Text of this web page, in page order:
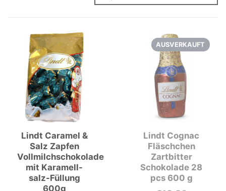
Lindt Caramel &
Salz Zapfen
Vollmilchschokolade
mit Karamell-
salz-Füllung
600g
AUSVERKAUFT
Lindt Cognac
Fläschchen
Zartbitter
Schokolade 28
pcs 600 g